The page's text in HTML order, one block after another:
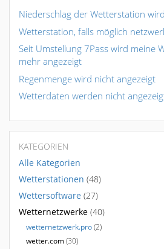
Niederschlag der Wetterstation
Wetterstation, falls möglich
Seit Umstellung 7Pass wird meine
mehr angezeigt
Regenmenge wird nicht angezeigt
Wetterdaten werden nicht
KATEGORIEN
Alle Kategorien
Wetterstationen (48)
Wettersoftware (27)
Wetternetzwerke (40)
wetternetzwerk.pro(2)
wetter.com(30)